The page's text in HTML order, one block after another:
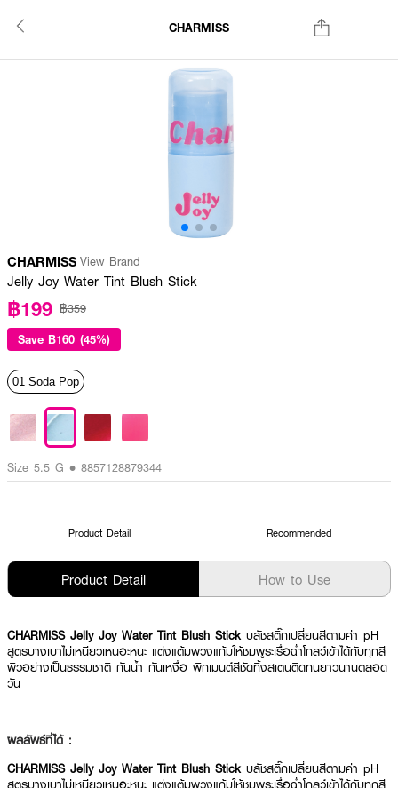
CHARMISS
CHARMISS View Brand
Jelly Joy Water Tint Blush Stick
฿199 ฿359
Save ฿160 (45%)
01 Soda Pop
Size 5.5 G • 8857128879344
Product Detail Recommended
Product Detail How to Use
CHARMISS Jelly Joy Water Tint Blush Stick บลัชสติ๊กเปลี่ยนสีตามค่า pH
สูตรบางเบาไม่เหนียวเหนอะหนะ แต่งแต้มพวงแก้มให้ชมพูระเรื่อฉ่ำโกลว์เข้าได้กับทุกสี
ผิวอย่างเป็นธรรมชาติ กันน้ำ กันเหงื่อ พิกเมนต์สีชัดทิ้งสเตนติดทนยาวนานตลอด
วัน
ผลลัพธ์ที่ได้ :
CHARMISS Jelly Joy Water Tint Blush Stick บลัชสติ๊กเปลี่ยนสีตามค่า pH
สูตรบางเบาไม่เหนียวเหนอะหนะ แต่งแต้มพวงแก้มให้ชมพูระเรื่อฉ่ำโกลว์เข้าได้กับทุกสี